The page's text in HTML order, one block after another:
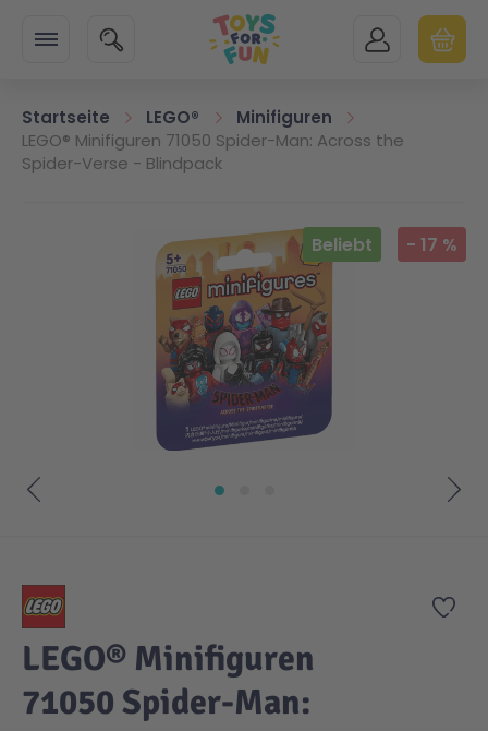
SUCHE MEIN KONTO
Startseite LEGO®
Minifiguren
LEGO® Minifiguren 71050 Spider-Man: Across the
Spider-Verse - Blindpack
Zum Ende der Bildgalerie springen Beliebt - 17 %
Zur
LEGO® Minifiguren
71050 Spider-Man: